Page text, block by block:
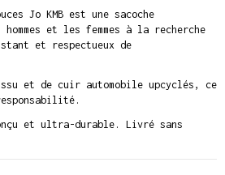
Jo KMB est une sacoche
et les femmes à la recherche
et respectueux de
et de cuir automobile upcyclés, ce
et ultra-durable. Livré sans